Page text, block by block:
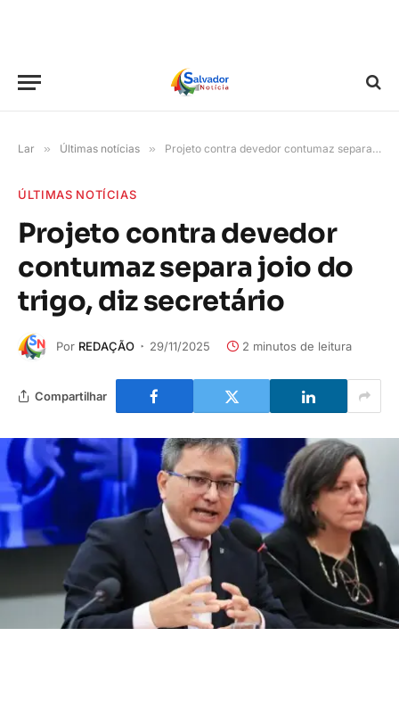
Lar » Últimas notícias » Projeto contra devedor contumaz separa joio do trigo, diz secretário
ÚLTIMAS NOTÍCIAS
Projeto contra devedor
contumaz separa joio do
trigo, diz secretário
Por REDAÇÃO 29/11/2025 2 minutos de leitura
Compartilhar